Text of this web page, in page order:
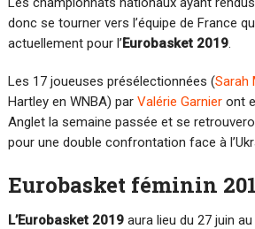
donc se tourner vers l’équipe de France
actuellement pour l’Eurobasket 2019.
Les 17 joueuses présélectionnées (Sarah
Hartley en WNBA) par Valérie Garnieront
Anglet la semaine passée et se
pour une double confrontation face à
Eurobasket féminin
L’Eurobasket 2019aura lieu du 27 juin